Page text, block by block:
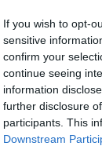
If you wish to opt-
sensitive
confirm your
continue seeing
information
further disclosure
participants. This
Downstream